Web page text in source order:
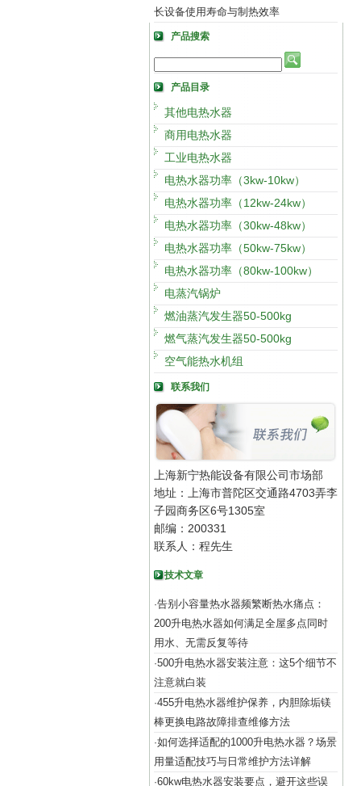
长设备使用寿命与制热效率
产品搜索
产品目录
其他电热水器
商用电热水器
工业电热水器
电热水器功率（3kw-10kw）
电热水器功率（12kw-24kw）
电热水器功率（30kw-48kw）
电热水器功率（50kw-75kw）
电热水器功率（80kw-100kw）
电蒸汽锅炉
燃油蒸汽发生器50-500kg
燃气蒸汽发生器50-500kg
空气能热水机组
联系我们
上海新宁热能设备有限公司市场部
地址：上海市普陀区交通路4703弄李
子园商务区6号1305室
邮编：200331
联系人：程先生
技术文章
·告别小容量热水器频繁断热水痛点：
200升电热水器如何满足全屋多点同时
用水、无需反复等待
·500升电热水器安装注意：这5个细节不
注意就白装
·455升电热水器维护保养，内胆除垢镁
棒更换电路故障排查维修方法
·如何选择适配的1000升电热水器？场景
用量适配技巧与日常维护方法详解
·60kw电热水器安装要点，避开这些误